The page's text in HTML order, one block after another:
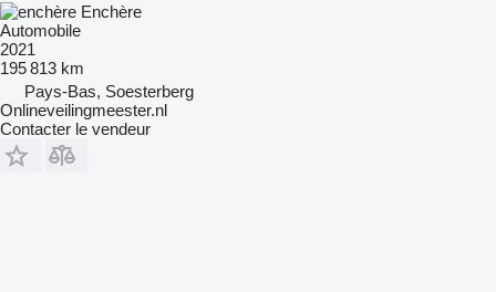
Enchère
Automobile
2021
195 813 km
Pays-Bas, Soesterberg
Onlineveilingmeester.nl
Contacter le vendeur